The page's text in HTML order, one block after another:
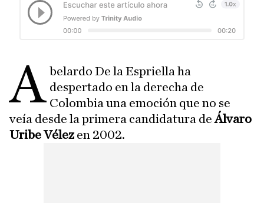
A belardo De la Espriella ha
despertado en la derecha de
Colombia una emoción que no se
veía desde la primera candidatura deÁlvaro
Uribe Vélezen 2002.